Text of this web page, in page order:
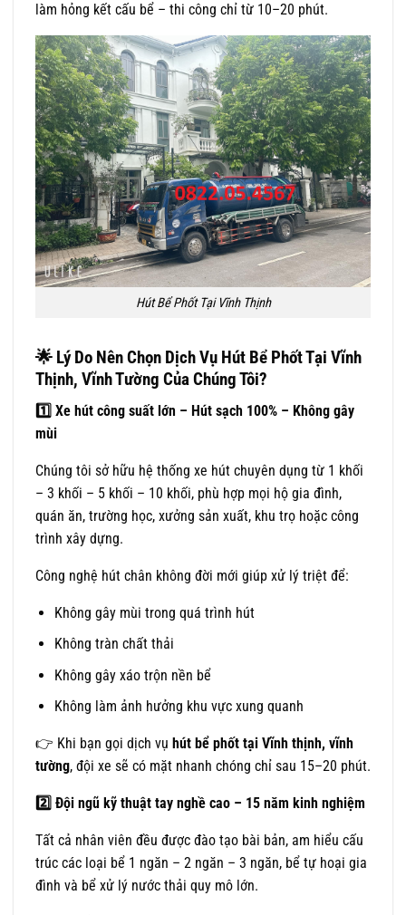
làm hỏng kết cấu bể – thi công chỉ từ 10–20 phút.
Hút Bể Phốt Tại Vĩnh Thịnh
🌟 Lý Do Nên Chọn Dịch Vụ Hút Bể Phốt Tại Vĩnh
Thịnh, Vĩnh Tường Của Chúng Tôi?
1️ Xe hút công suất lớn – Hút sạch 100% – Không gây
mùi
Chúng tôi sở hữu hệ thống xe hút chuyên dụng từ 1 khối
– 3 khối – 5 khối – 10 khối, phù hợp mọi hộ gia đình,
quán ăn, trường học, xưởng sản xuất, khu trọ hoặc công
trình xây dựng.
Công nghệ hút chân không đời mới giúp xử lý triệt để:
Không gây mùi trong quá trình hút
Không tràn chất thải
Không gây xáo trộn nền bể
Không làm ảnh hưởng khu vực xung quanh
👉 Khi bạn gọi dịch vụ hút bể phốt tại Vĩnh thịnh, vĩnh
tường, đội xe sẽ có mặt nhanh chóng chỉ sau 15–20 phút.
2️ Đội ngũ kỹ thuật tay nghề cao – 15 năm kinh nghiệm
Tất cả nhân viên đều được đào tạo bài bản, am hiểu cấu
trúc các loại bể 1 ngăn – 2 ngăn – 3 ngăn, bể tự hoại gia
đình và bể xử lý nước thải quy mô lớn.